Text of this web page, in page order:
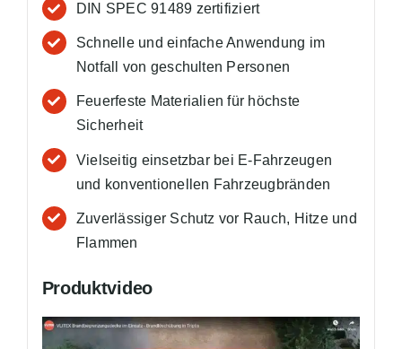
DIN SPEC 91489 zertifiziert
Schnelle und einfache Anwendung im
Notfall von geschulten Personen
Feuerfeste Materialien für höchste
Sicherheit
Vielseitig einsetzbar bei E-Fahrzeugen
und konventionellen Fahrzeugbränden
Zuverlässiger Schutz vor Rauch, Hitze und
Flammen
Produktvideo